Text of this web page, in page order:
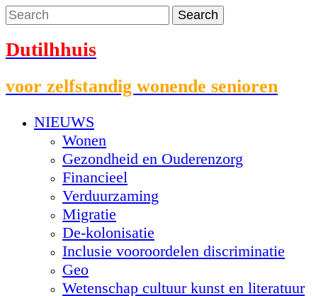
Dutilhhuis
voor zelfstandig wonende senioren
NIEUWS
Wonen
Gezondheid en Ouderenzorg
Financieel
Verduurzaming
Migratie
De-kolonisatie
Inclusie vooroordelen discriminatie
Geo
Wetenschap cultuur kunst en literatuur